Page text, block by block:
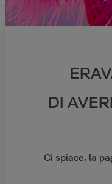
DI
Ci spiace, la